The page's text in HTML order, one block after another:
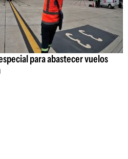
para abastecer vuelos